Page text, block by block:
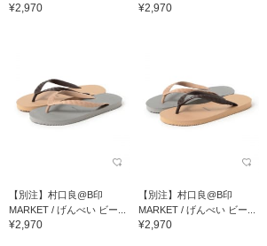
¥2,970 ¥2,970
【別注】村口良@B印
MARKET / げんべい ビー...
¥2,970
【別注】村口良@B印
MARKET / げんべい ビー...
¥2,970